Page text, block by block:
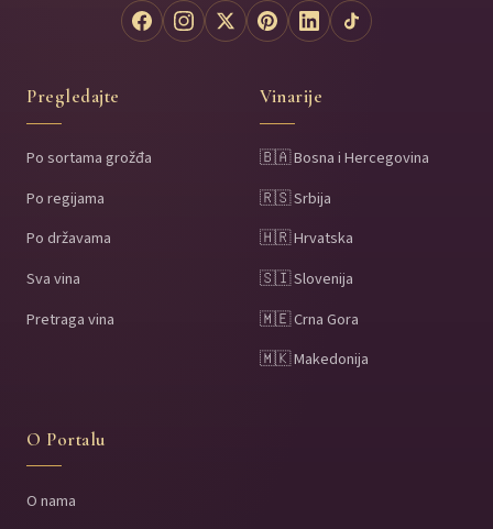
Pregledajte
Po sortama grožđa
Po regijama
Po državama
Sva vina
Pretraga vina
Vinarije
🇧🇦 Bosna i Hercegovina
🇷🇸 Srbija
🇭🇷 Hrvatska
🇸🇮 Slovenija
🇲🇪 Crna Gora
🇲🇰 Makedonija
O Portalu
O nama